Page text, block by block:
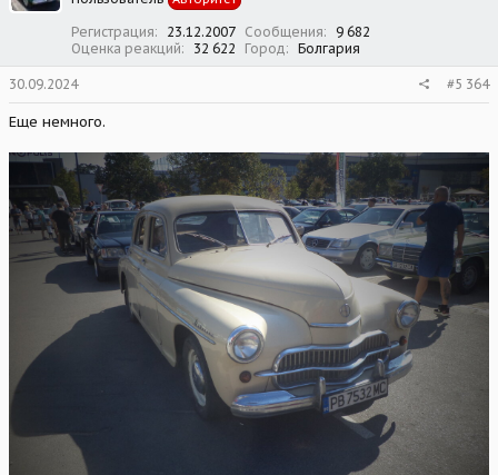
Регистрация 23.12.2007 Сообщения
9 682
Оценка реакций
32 622 Город Болгария
30.09.2024 #5 364
Еще немного.